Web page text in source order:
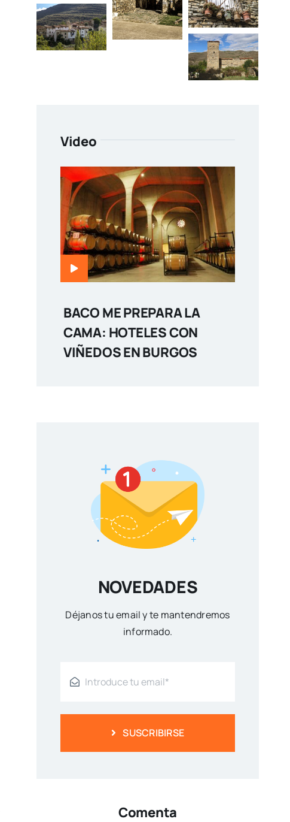
Video
BACO ME PREPARA LA
CAMA: HOTELES CON
VIÑEDOS EN BURGOS
NOVEDADES
Déjanos tu email y te mantendremos
informado.
SUSCRIBIRSE
Comenta